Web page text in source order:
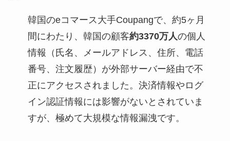
韓国のeコマース大手Coupangで、約5ヶ月
間にわたり、韓国の顧客約3370万人の個人
情報（氏名、メールアドレス、住所、電話
番号、注文履歴）が外部サーバー経由で不
正にアクセスされました。決済情報やログ
イン認証情報には影響がないとされていま
すが、極めて大規模な情報漏洩です。